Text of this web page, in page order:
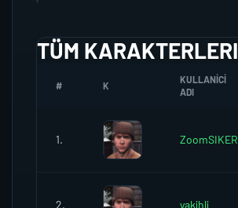
TÜM KARAKTERLERI
# K
KULLANICI
ADI
1. ZoomSIKER
2. yakihli